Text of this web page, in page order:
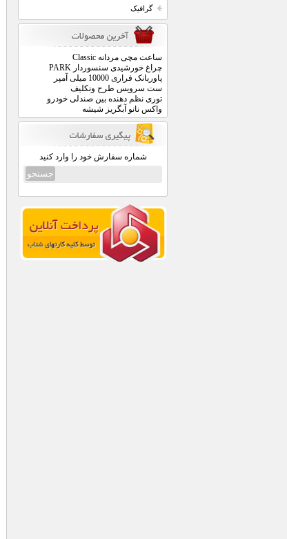
گرافیک
ساعت مچی مردانه Classic
چراغ خورشیدی سنسوردار PARK
پاوربانک فراری 10000 میلی آمپر
ست سرویس طرح ونکلیف
توری نظم دهنده بین صندلی خودرو
واکس نانو آبگریز شیشه
شماره سفارش خود را وارد کنید